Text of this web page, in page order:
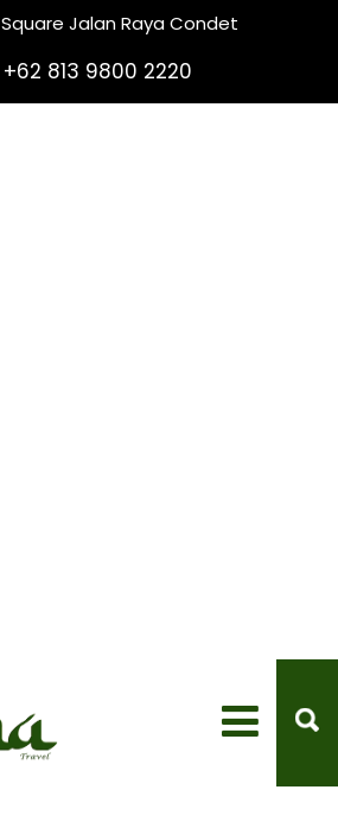
Jalan Raya Condet
+62 813 9800 2220